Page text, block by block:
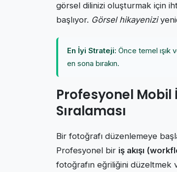
görsel dilinizi oluşturmak için
başlıyor. Görsel hikayenizi
En İyi Strateji: Önce temel ışık
en sona bırakın.
Profesyonel Mobil
Sıralaması
Bir fotoğrafı düzenlemeye
Profesyonel bir iş akışı
fotoğrafın eğriliğini düzeltmek